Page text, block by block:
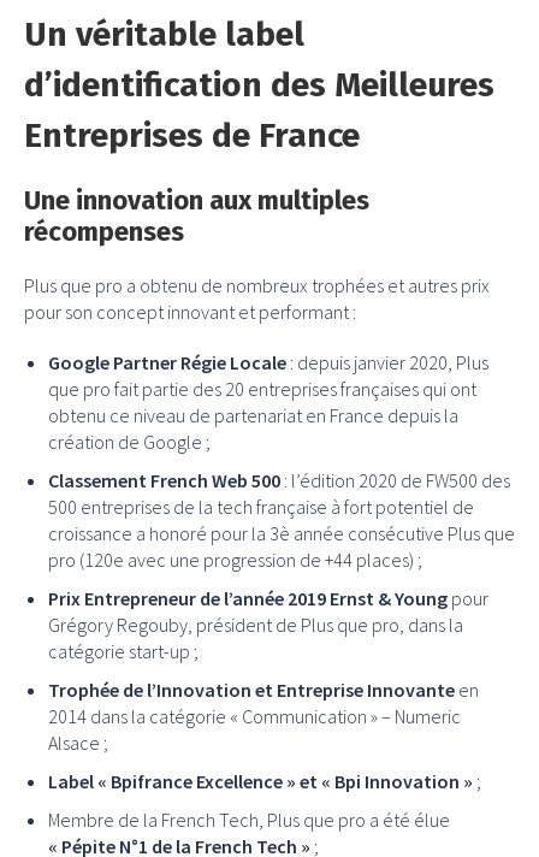
Un véritable label
d’identification des Meilleures
Entreprises de France
Une innovation aux multiples
récompenses
Plus que pro a obtenu de nombreux trophées et autres prix
pour son concept innovant et performant :
Google Partner Régie Locale : depuis janvier 2020, Plus
que pro fait partie des 20 entreprises françaises qui ont
obtenu ce niveau de partenariat en France depuis la
création de Google ;
Classement French Web 500 : l’édition 2020 de FW500 des
500 entreprises de la tech française à fort potentiel de
croissance a honoré pour la 3è année consécutive Plus que
pro (120e avec une progression de +44 places) ;
Prix Entrepreneur de l’année 2019 Ernst & Young pour
Grégory Regouby, président de Plus que pro, dans la
catégorie start-up ;
Trophée de l’Innovation et Entreprise Innovante en
2014 dans la catégorie « Communication » – Numeric
Alsace ;
Label « Bpifrance Excellence » et « Bpi Innovation » ;
Membre de la French Tech, Plus que pro a été élue
« Pépite N°1 de la French Tech » ;